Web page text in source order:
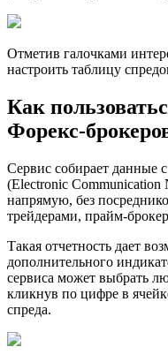
Отметив галочками
настроить таблицу
Как
Форекс-
Сервис собирает данные
(Electronic
напрямую, без
трейдерами, прайм-
Такая отчетность дает
дополнительного
сервиса может выбрать
кликнув по цифре в
спреда.